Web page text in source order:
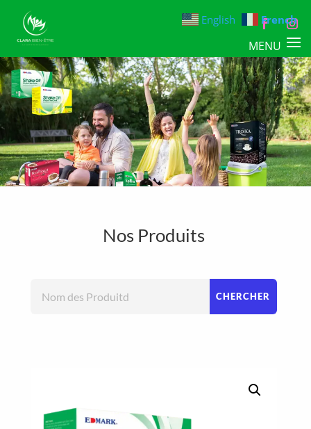
Nos Produits
English French